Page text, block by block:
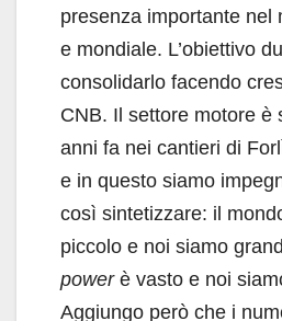
presenza importante nel
e mondiale. L’obiettivo
consolidarlo facendo
CNB. Il settore motore è
anni fa nei cantieri di
e in questo siamo
così sintetizzare: il
piccolo e noi siamo
power è vasto e noi
Aggiungo però che i